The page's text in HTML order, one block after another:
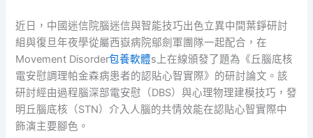
近日，中國迷信院腦迷信與智能技巧出色立異中間葉錚研討
組與復旦年夜學從屬西嶽病院鄔劍軍團隊一起配合，在
Movement Disorder包養軟體s上在線頒發了題為《丘腦底核
電安慰調理帕金森病患者的認貼心智實際》的研討論文。該
研討經由過程腦深部電安慰（DBS）與心理物理建模技巧，發
明丘腦底核（STN）介入人腦的共情效能在認貼心智實際中
飾演主要腳色。